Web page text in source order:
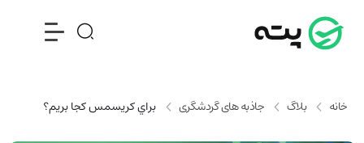
خانه بلاگ جاذبه های گردشگری براي كريسمس كجا بريم؟